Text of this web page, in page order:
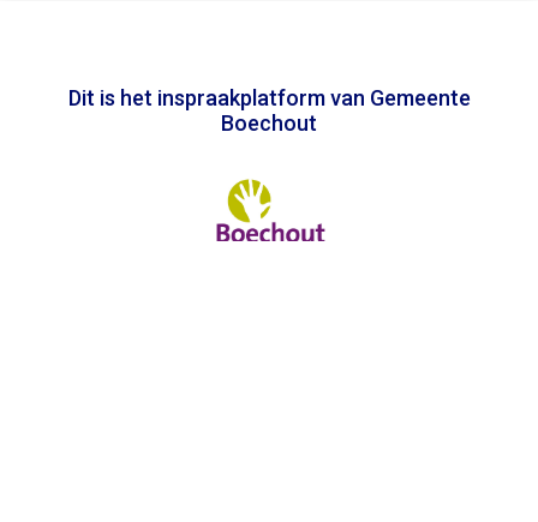
Dit is het inspraakplatform van Gemeente
Boechout